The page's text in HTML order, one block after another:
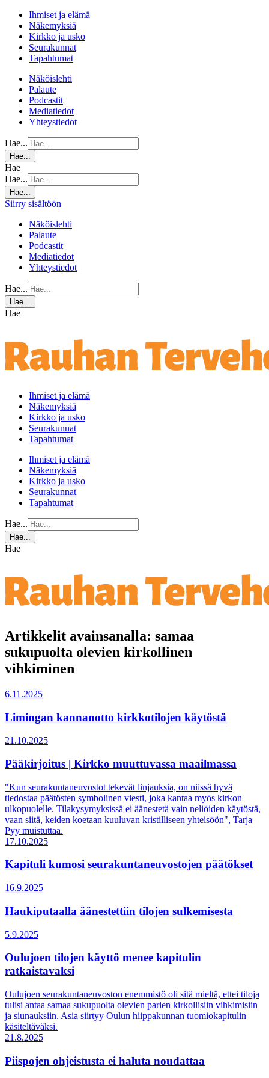
Ihmiset ja elämä
Näkemyksiä
Kirkko ja usko
Seurakunnat
Tapahtumat
Näköislehti
Palaute
Podcastit
Mediatiedot
Yhteystiedot
Hae...
Hae...
Hae
Hae...
Hae...
Siirry sisältöön
Näköislehti
Palaute
Podcastit
Mediatiedot
Yhteystiedot
Hae...
Hae...
Hae
Ihmiset ja elämä
Näkemyksiä
Kirkko ja usko
Seurakunnat
Tapahtumat
Ihmiset ja elämä
Näkemyksiä
Kirkko ja usko
Seurakunnat
Tapahtumat
Hae...
Hae...
Hae
Artikkelit avainsanalla: samaa
sukupuolta olevien kirkollinen
vihkiminen
6.11.2025
Limingan kannanotto kirkkotilojen käytöstä
21.10.2025
Pääkirjoitus | Kirkko muuttuvassa maailmassa
"Kun seurakuntaneuvostot tekevät linjauksia, on niissä hyvä
tiedostaa päätösten symbolinen viesti, joka kantaa myös kirkon
ulkopuolelle. Tilakysymyksissä ei äänestetä vain neliöiden käytöstä,
vaan siitä, keiden koetaan kuuluvan kristilliseen yhteisöön", Tarja
Pyy muistuttaa.
17.10.2025
Kapituli kumosi seurakuntaneuvostojen päätökset
16.9.2025
Haukiputaalla äänestettiin tilojen sulkemisesta
5.9.2025
Oulujoen tilojen käyttö menee kapitulin
ratkaistavaksi
Oulujoen seurakuntaneuvoston enemmistö oli sitä mieltä, ettei tiloja
tulisi antaa samaa sukupuolta olevien parien kirkollisiin vihkimisiin
ja siunauksiin. Asia siirtyy Oulun hiippakunnan tuomiokapitulin
käsiteltäväksi.
21.8.2025
Piispojen ohjeistusta ei haluta noudattaa